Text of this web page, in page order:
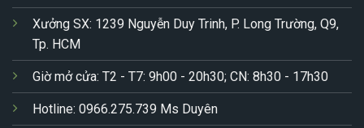
Xưởng SX: 1239 Nguyễn Duy Trinh, P. Long Trường, Q9,
Tp. HCM
Giờ mở cửa: T2 - T7: 9h00 - 20h30; CN: 8h30 - 17h30
Hotline: 0966.275.739 Ms Duyên